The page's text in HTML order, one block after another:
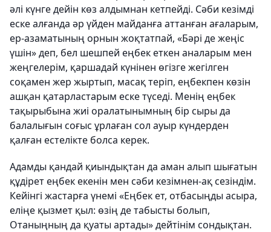
әлі күнге дейін көз алдымнан кетпейді. Сәби кезімді
еске алғанда әр үйден майданға аттанған ағаларым,
ер-азаматының орнын жоқтатпай, «Бәрі де жеңіс
үшін» деп, бел шешпей еңбек еткен аналарым мен
жеңгелерім, қаршадай күнінен өгізге жегілген
соқамен жер жыртып, масақ теріп, еңбекпен көзін
ашқан қатарластарым еске түседі. Менің еңбек
тақырыбына жиі оралатынымның бір сыры да
балалығын соғыс ұрлаған сол ауыр күндерден
қалған естелікте болса керек.
Адамды қандай қиындықтан да аман алып шығатын
құдірет еңбек екенін мен сәби кезімнен-ақ сезіндім.
Кейінгі жастарға үнемі «Еңбек ет, отбасыңды асыра,
еліңе қызмет қыл: өзің де табысты болып,
Отаныңның да қуаты артады» дейтінім сондықтан.